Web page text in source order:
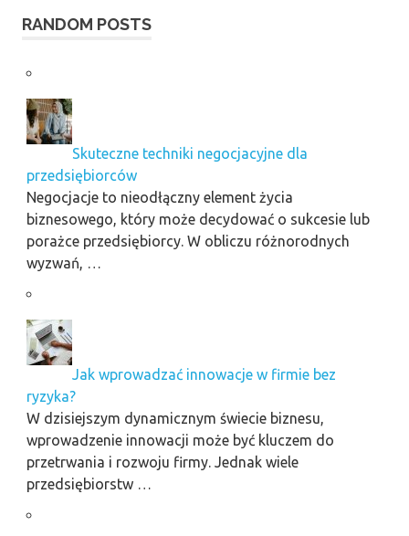
RANDOM POSTS
Skuteczne techniki negocjacyjne dla
przedsiębiorców
Negocjacje to nieodłączny element życia
biznesowego, który może decydować o sukcesie lub
porażce przedsiębiorcy. W obliczu różnorodnych
wyzwań, …
Jak wprowadzać innowacje w firmie bez
ryzyka?
W dzisiejszym dynamicznym świecie biznesu,
wprowadzenie innowacji może być kluczem do
przetrwania i rozwoju firmy. Jednak wiele
przedsiębiorstw …